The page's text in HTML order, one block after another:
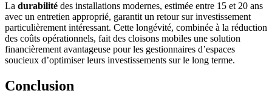
La durabilité des installations modernes, estimée entre 15 et 20 ans
avec un entretien approprié, garantit un retour sur investissement
particulièrement intéressant. Cette longévité, combinée à la réduction
des coûts opérationnels, fait des cloisons mobiles une solution
financièrement avantageuse pour les gestionnaires d’espaces
soucieux d’optimiser leurs investissements sur le long terme.
Conclusion